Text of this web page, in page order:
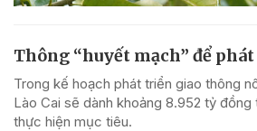
Thông “huyết mạch” để
Trong kế hoạch phát triển giao thông
Lào Cai sẽ dành khoảng 8.952 tỷ
thực hiện mục tiêu.